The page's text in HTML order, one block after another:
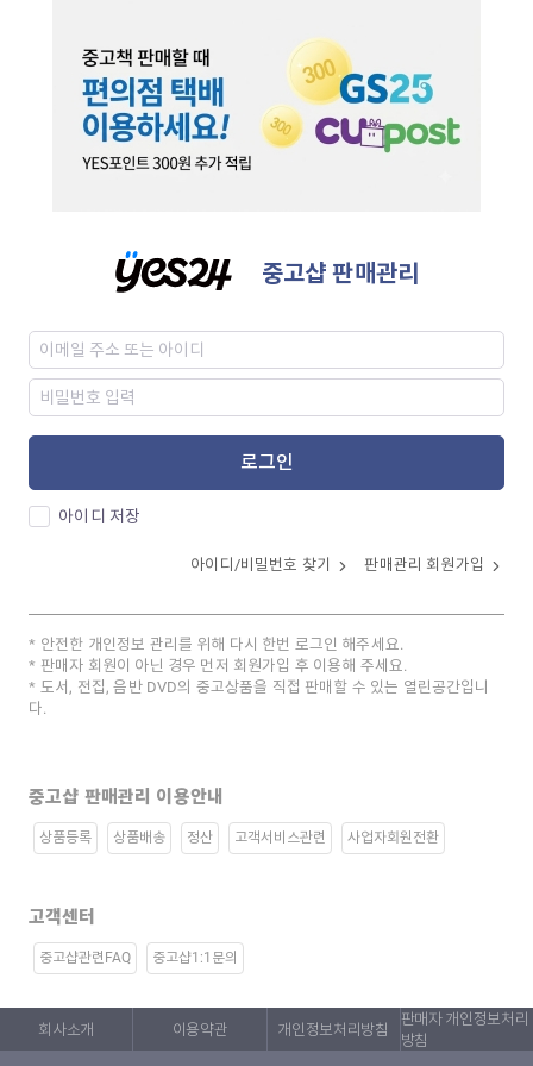
중고샵 판매관리
로그인
아이디 저장
아이디/비밀번호 찾기 판매관리 회원가입
안전한 개인정보 관리를 위해 다시 한번 로그인 해주세요.
판매자 회원이 아닌 경우 먼저 회원가입 후 이용해 주세요.
도서, 전집, 음반 DVD의 중고상품을 직접 판매할 수 있는 열린공간입니
다.
중고샵 판매관리 이용안내
상품등록 상품배송 정산 고객서비스관련 사업자회원전환
고객센터
중고샵관련FAQ 중고샵1:1문의
회사소개 이용약관 개인정보처리방침
판매자 개인정보처리
방침